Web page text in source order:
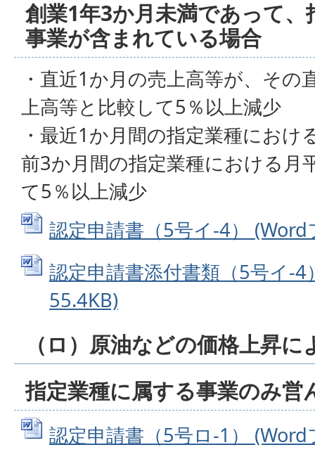
創業1年3か月未満であって
事業が含まれている場合
・直近1か月の売上高等が、その
上高等と比較して5％以上減少
・最近1か月間の指定業種におけ
前3か月間の指定業種における月
て5％以上減少
認定申請書（5号イ-4）
認定申請書添付書類（5号イ-
55.4KB)
（ロ）原油などの価格上昇に
指定業種に属する事業のみ営
認定申請書（5号ロ-1）